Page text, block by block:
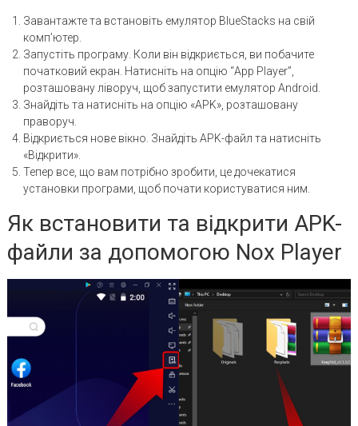
Завантажте та встановіть емулятор BlueStacks на свій
комп’ютер.
Запустіть програму. Коли він відкриється, ви побачите
початковий екран. Натисніть на опцію “App Player”,
розташовану ліворуч, щоб запустити емулятор Android.
Знайдіть та натисніть на опцію «APK», розташовану
праворуч.
Відкриється нове вікно. Знайдіть APK-файл та натисніть
«Відкрити».
Тепер все, що вам потрібно зробити, це дочекатися
установки програми, щоб почати користуватися ним.
Як встановити та відкрити APK-
файли за допомогою Nox Player